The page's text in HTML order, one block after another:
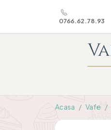
0766.62.78.93
Acasa Vafe